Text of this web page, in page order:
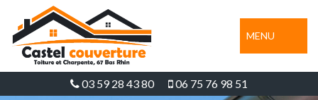
MENU
03 59 28 43 80 06 75 76 98 51